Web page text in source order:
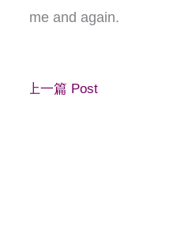
time and again.
上一篇 Post